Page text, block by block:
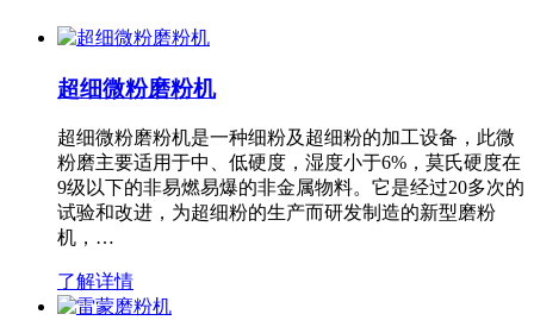
超细微粉磨粉机
超细微粉磨粉机是一种细粉及超细粉的加工设备，此微
粉磨主要适用于中、低硬度，湿度小于6%，莫氏硬度在
9级以下的非易燃易爆的非金属物料。它是经过20多次的
试验和改进，为超细粉的生产而研发制造的新型磨粉
机，…
了解详情